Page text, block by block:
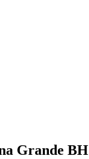
Grande BH